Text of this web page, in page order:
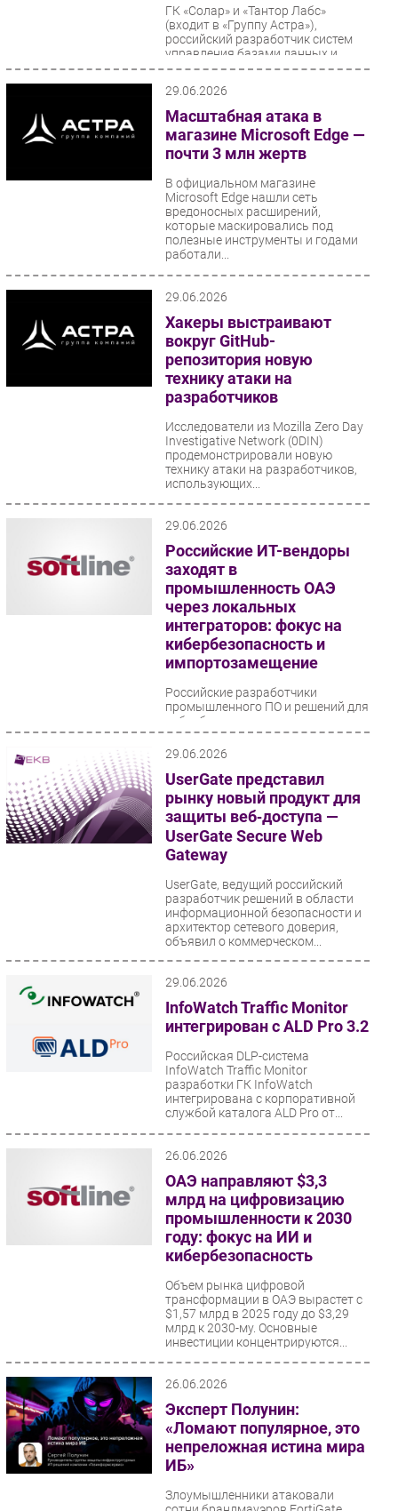
ГК «Солар» и «Тантор Лабс»
(входит в «Группу Астра»),
российский разработчик систем
управления базами данных и
машин баз данных, подтвердили...
29.06.2026
Масштабная атака в
магазине Microsoft Edge —
почти 3 млн жертв
В официальном магазине
Microsoft Edge нашли сеть
вредоносных расширений,
которые маскировались под
полезные инструменты и годами
работали...
29.06.2026
Хакеры выстраивают
вокруг GitHub-
репозитория новую
технику атаки на
разработчиков
Исследователи из Mozilla Zero Day
Investigative Network (0DIN)
продемонстрировали новую
технику атаки на разработчиков,
использующих...
29.06.2026
Российские ИТ-вендоры
заходят в
промышленность ОАЭ
через локальных
интеграторов: фокус на
кибербезопасность и
импортозамещение
Российские разработчики
промышленного ПО и решений для
кибербезопасности укрепляют
позиции в ОАЭ, используя модели
партнерства с локальными...
29.06.2026
UserGate представил
рынку новый продукт для
защиты веб‑доступа —
UserGate Secure Web
Gateway
UserGate, ведущий российский
разработчик решений в области
информационной безопасности и
архитектор сетевого доверия,
объявил о коммерческом...
29.06.2026
InfoWatch Traffic Monitor
интегрирован с ALD Pro 3.2
Российская DLP-система
InfoWatch Traffic Monitor
разработки ГК InfoWatch
интегрирована с корпоративной
службой каталога ALD Pro от...
26.06.2026
ОАЭ направляют $3,3
млрд на цифровизацию
промышленности к 2030
году: фокус на ИИ и
кибербезопасность
Объем рынка цифровой
трансформации в ОАЭ вырастет с
$1,57 млрд в 2025 году до $3,29
млрд к 2030-му. Основные
инвестиции концентрируются...
26.06.2026
Эксперт Полунин:
«Ломают популярное, это
непреложная истина мира
ИБ»
Злоумышленники атаковали